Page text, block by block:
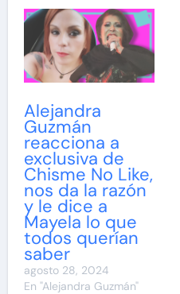
Alejandra
Guzmán
reacciona a
exclusiva de
Chisme No Like,
nos da la razón
y le dice a
Mayela lo que
todos querían
saber
agosto 28, 2024
En "Alejandra Guzmán"